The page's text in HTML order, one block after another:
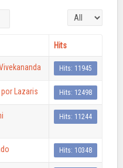
Display #
Hits
Hits: 11945
por Lazaris Hits: 12498
Hits: 11244
Hits: 10348